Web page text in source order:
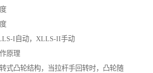
I自动，XLLS-II手动
原理
式凸轮结构，当拉杆手回转时，凸轮随